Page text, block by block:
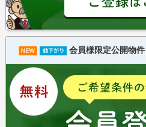
会員様限定公開物件